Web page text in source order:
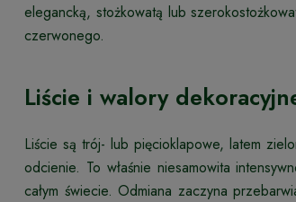
elegancką, stożkowatą lub
czerwonego.
Liście i walory
Liście są trój- lub pięcioklapowe, latem
odcienie. To właśnie niesamowita
całym świecie. Odmiana zaczyna